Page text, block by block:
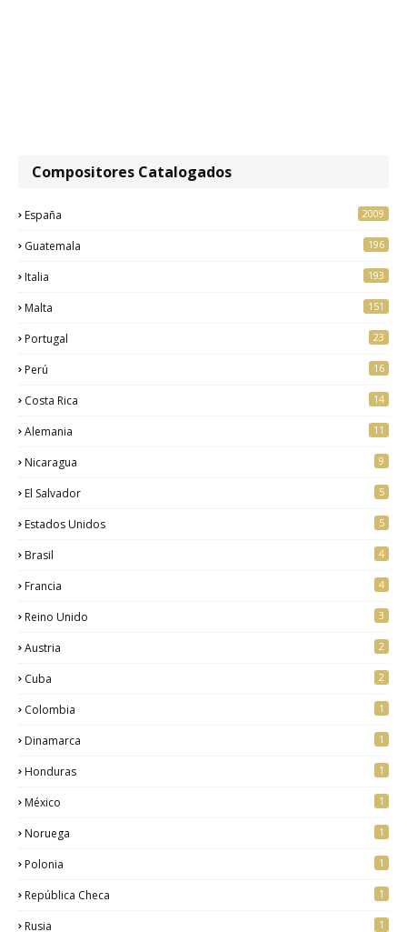
Compositores Catalogados
España 2009
Guatemala 196
Italia 193
Malta 151
Portugal 23
Perú 16
Costa Rica 14
Alemania 11
Nicaragua 9
El Salvador 5
Estados Unidos 5
Brasil 4
Francia 4
Reino Unido 3
Austria 2
Cuba 2
Colombia 1
Dinamarca 1
Honduras 1
México 1
Noruega 1
Polonia 1
República Checa 1
Rusia 1